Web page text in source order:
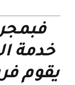
خدمة
يقوم